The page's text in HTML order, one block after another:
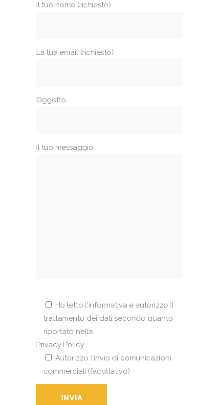
Il tuo nome (richiesto)
La tua email (richiesto)
Oggetto
Il tuo messaggio
Ho letto l'informativa e autorizzo il
trattamento dei dati secondo quanto
riportato nella
Privacy Policy
Autorizzo l'invio di comunicazioni
commerciali (facoltativo)